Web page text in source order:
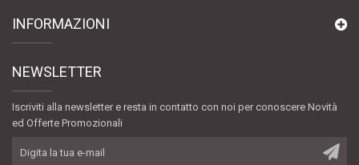
INFORMAZIONI
NEWSLETTER
Iscriviti alla newsletter e resta in contatto con noi per conoscere Novità
ed Offerte Promozionali